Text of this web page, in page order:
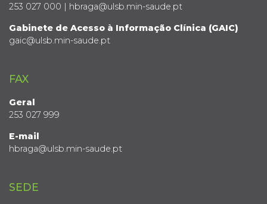
253 027 000 | hbraga@ulsb.min-saude.pt
Gabinete de Acesso à Informação Clínica (GAIC)
gaic@ulsb.min-saude.pt
FAX
Geral
253 027 999
E-mail
hbraga@ulsb.min-saude.pt
SEDE